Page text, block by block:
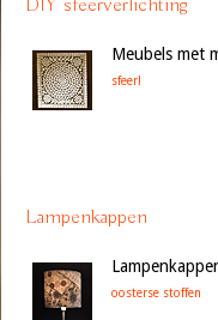
DIY sfeerverlichting
Meubels met
sfeer!
Lampenkappen
oosterse stoffen